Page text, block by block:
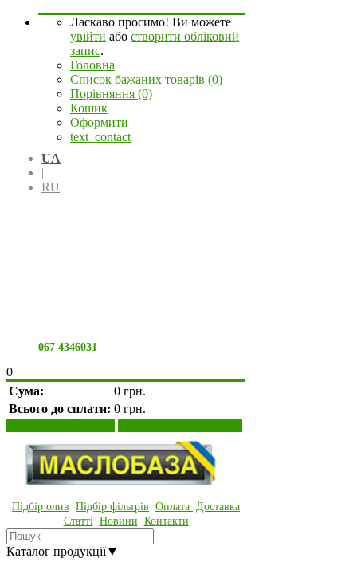
Ласкаво просимо! Ви можете
увійти або створити обліковий
запис.
Головна
Список бажаних товарів (0)
Порівняння (0)
Кошик
Оформити
text_contact
UA
|
RU
067 4346031
0
Сума:
0 грн.
Всього до сплати: 0 грн.
Підбір олив Підбір фільтрів Оплата Доставка
Статті Новини Контакти
Каталог продукції▼